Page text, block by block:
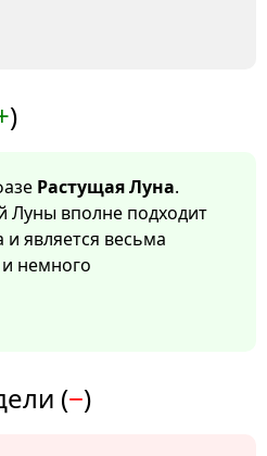
)
Растущая Луна.
Луны вполне подходит
является весьма
немного
(−)